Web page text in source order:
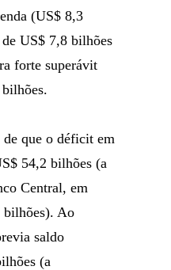
(US$ 8,3
US$ 7,8 bilhões
forte superávit
de que o déficit em
54,2 bilhões (a
Central, em
bilhões). Ao
saldo
(a